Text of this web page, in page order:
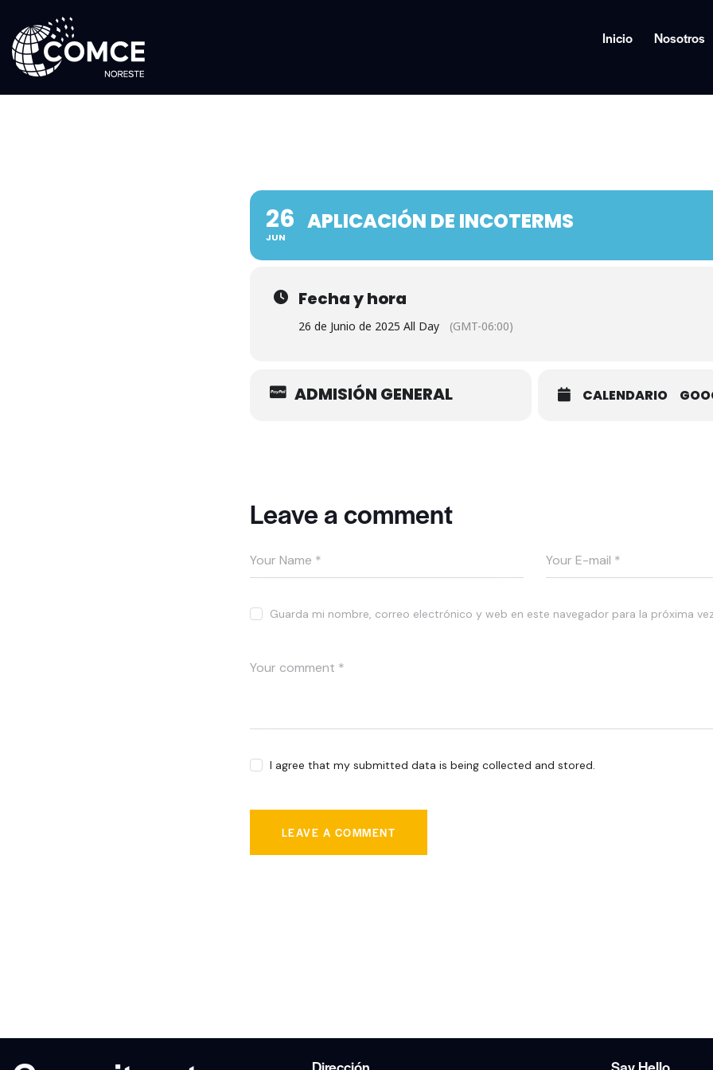
Inicio Nosotros
26
JUN
APLICACIÓN DE INCOTERMS
Fecha y hora
26 de Junio de 2025 All Day (GMT-06:00)
ADMISIÓN GENERAL CALENDARIO
Leave a comment
Guarda mi nombre, correo electrónico y web en este navegador para la próxima
I agree that my submitted data is being collected and stored.